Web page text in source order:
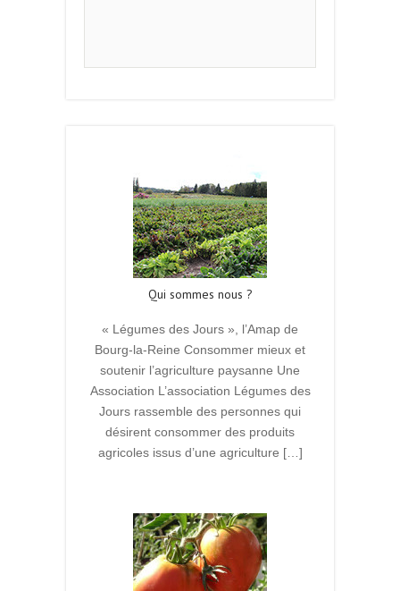
Qui sommes nous ?
« Légumes des Jours », l’Amap de
Bourg-la-Reine Consommer mieux et
soutenir l’agriculture paysanne Une
Association L’association Légumes des
Jours rassemble des personnes qui
désirent consommer des produits
agricoles issus d’une agriculture […]